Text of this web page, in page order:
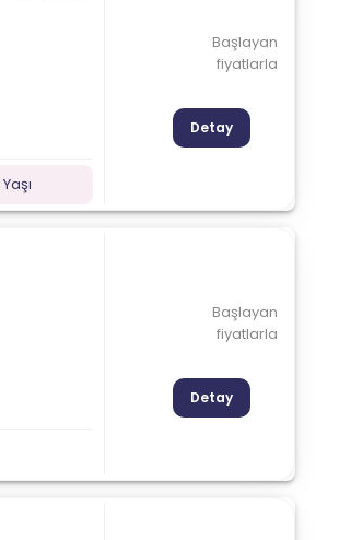
Başlayan
fiyatlarla
Detay
Başlayan
fiyatlarla
Detay